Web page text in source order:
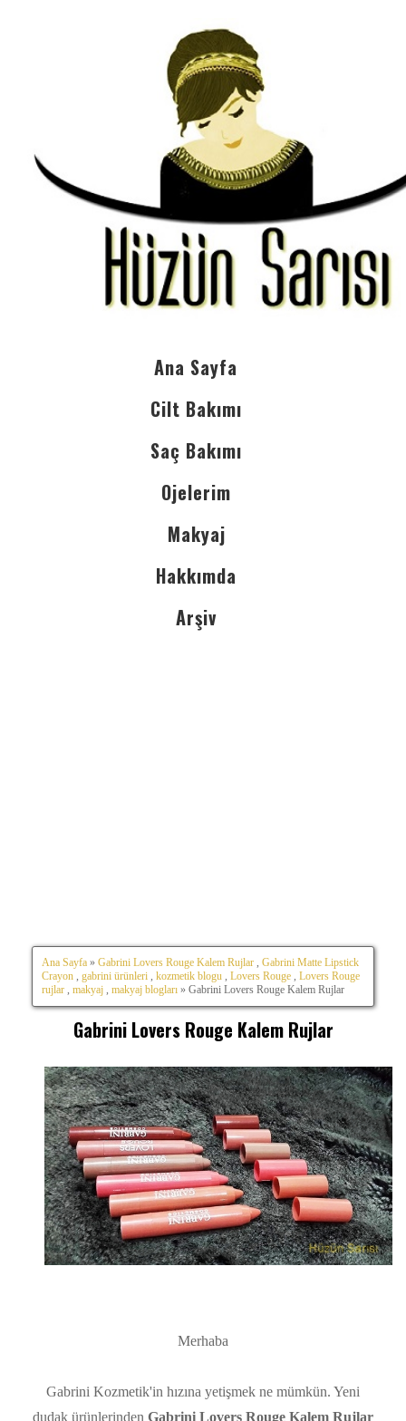
Ana Sayfa
Cilt Bakımı
Saç Bakımı
Ojelerim
Makyaj
Hakkımda
Arşiv
Ana Sayfa » Gabrini Lovers Rouge Kalem Rujlar
Gabrini Matte Lipstick
Crayon
gabrini ürünleri kozmetik blogu Lovers Rouge
Lovers Rouge
rujlar
makyaj makyaj blogları » Gabrini Lovers Rouge Kalem Rujlar
Gabrini Lovers Rouge Kalem Rujlar
Merhaba
Gabrini Kozmetik'in hızına yetişmek ne mümkün. Yeni
dudak ürünlerinden Gabrini Lovers Rouge Kalem Rujlar